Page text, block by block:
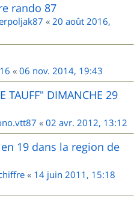
rando 87
« 20 août 2016,
« 06 nov. 2014, 19:43
TAUFF" DIMANCHE 29
« 02 avr. 2012, 13:12
19 dans la region de
« 14 juin 2011, 15:18